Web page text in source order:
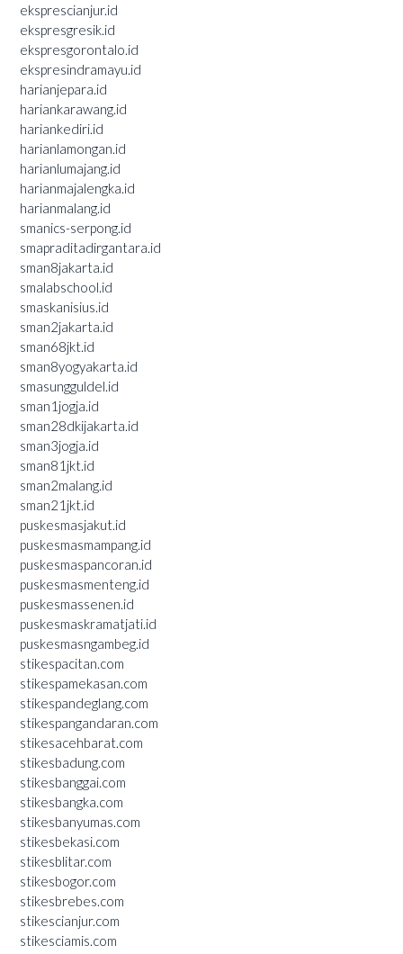
eksprescianjur.id
ekspresgresik.id
ekspresgorontalo.id
ekspresindramayu.id
harianjepara.id
hariankarawang.id
hariankediri.id
harianlamongan.id
harianlumajang.id
harianmajalengka.id
harianmalang.id
smanics-serpong.id
smapraditadirgantara.id
sman8jakarta.id
smalabschool.id
smaskanisius.id
sman2jakarta.id
sman68jkt.id
sman8yogyakarta.id
smasungguldel.id
sman1jogja.id
sman28dkijakarta.id
sman3jogja.id
sman81jkt.id
sman2malang.id
sman21jkt.id
puskesmasjakut.id
puskesmasmampang.id
puskesmaspancoran.id
puskesmasmenteng.id
puskesmassenen.id
puskesmaskramatjati.id
puskesmasngambeg.id
stikespacitan.com
stikespamekasan.com
stikespandeglang.com
stikespangandaran.com
stikesacehbarat.com
stikesbadung.com
stikesbanggai.com
stikesbangka.com
stikesbanyumas.com
stikesbekasi.com
stikesblitar.com
stikesbogor.com
stikesbrebes.com
stikescianjur.com
stikesciamis.com